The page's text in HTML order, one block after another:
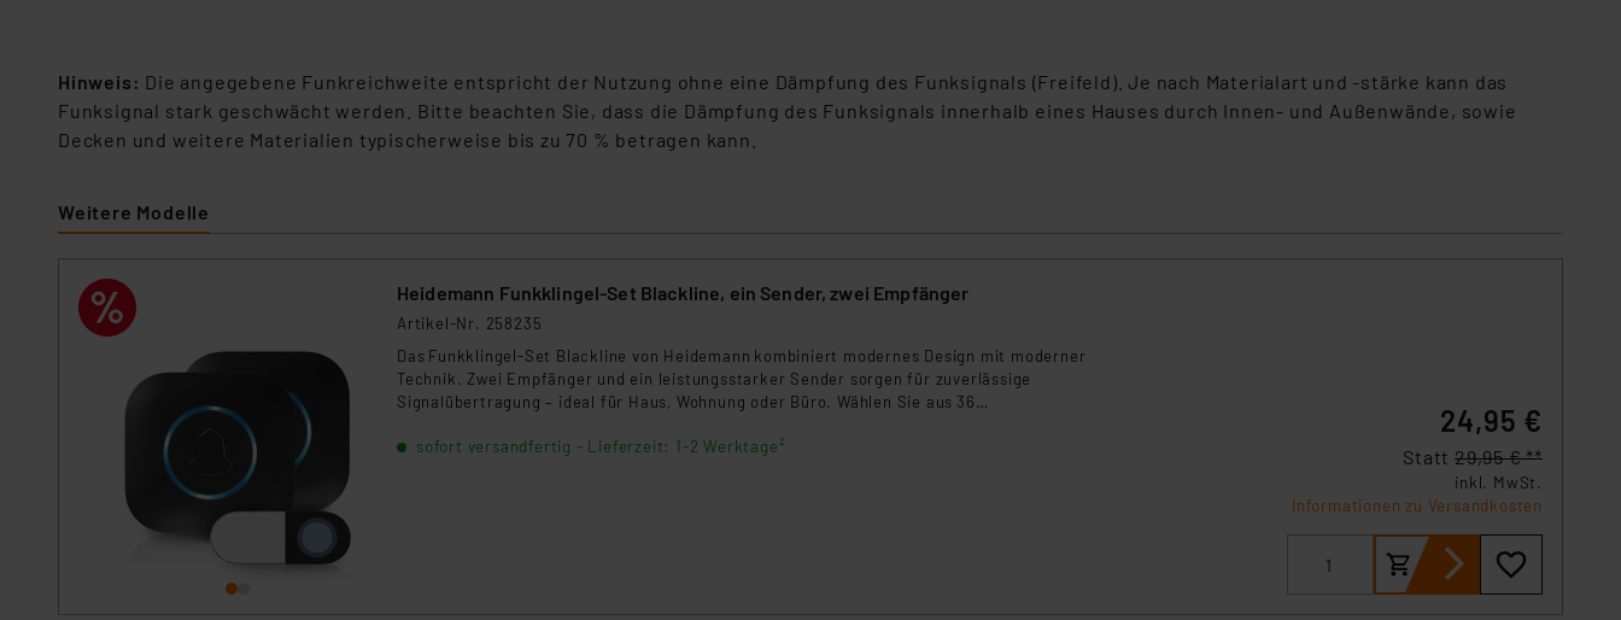
Hinweis: Die angegebene Funkreichweite entspricht der Nutzung ohne eine Dämpfung des Funksignals (Freifeld). Je nach Materialart und -stärke kann das
Funksignal stark geschwächt werden. Bitte beachten Sie, dass die Dämpfung des Funksignals innerhalb eines Hauses durch Innen- und Außenwände, sowie
Decken und weitere Materialien typischerweise bis zu 70 % betragen kann.
Weitere Modelle
Heidemann Funkklingel-Set Blackline, ein Sender, zwei Empfänger
Artikel-Nr. 258235
Das Funkklingel-Set Blackline von Heidemann kombiniert modernes Design mit moderner
Technik. Zwei Empfänger und ein leistungsstarker Sender sorgen für zuverlässige
Signalübertragung – ideal für Haus, Wohnung oder Büro. Wählen Sie aus 36
Anzeige blinkt bei jedem Klingeln und kann auch als alleiniges Signal genutzt oder deaktiviert
sofort versandfertig - Lieferzeit: 1-2 Werktage²
24,95 €
Statt 29,95 € **
inkl. MwSt.
Informationen zu Versandkosten